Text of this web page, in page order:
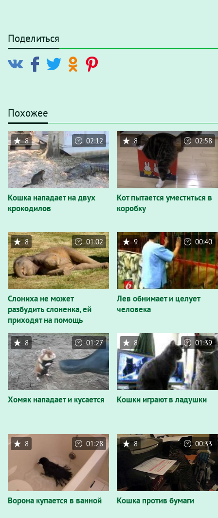
Поделиться
Похожее
Кошка нападает на двух
крокодилов
8 02:12
Кот пытается уместиться в
коробку
8 02:58
Слониха не может
разбудить слоненка, ей
приходят на помощь
8 01:02
Лев обнимает и целует
человека
9 00:40
Хомяк нападает и кусается
8 01:27
Кошки играют в ладушки
8 01:39
Ворона купается в ванной
8 01:28
Кошка против бумаги
8 00:33